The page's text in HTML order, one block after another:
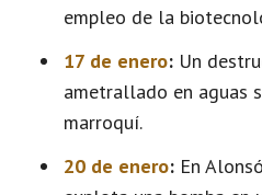
empleo de la
17 de enero: Un
ametrallado en aguas
marroquí.
20 de enero: En